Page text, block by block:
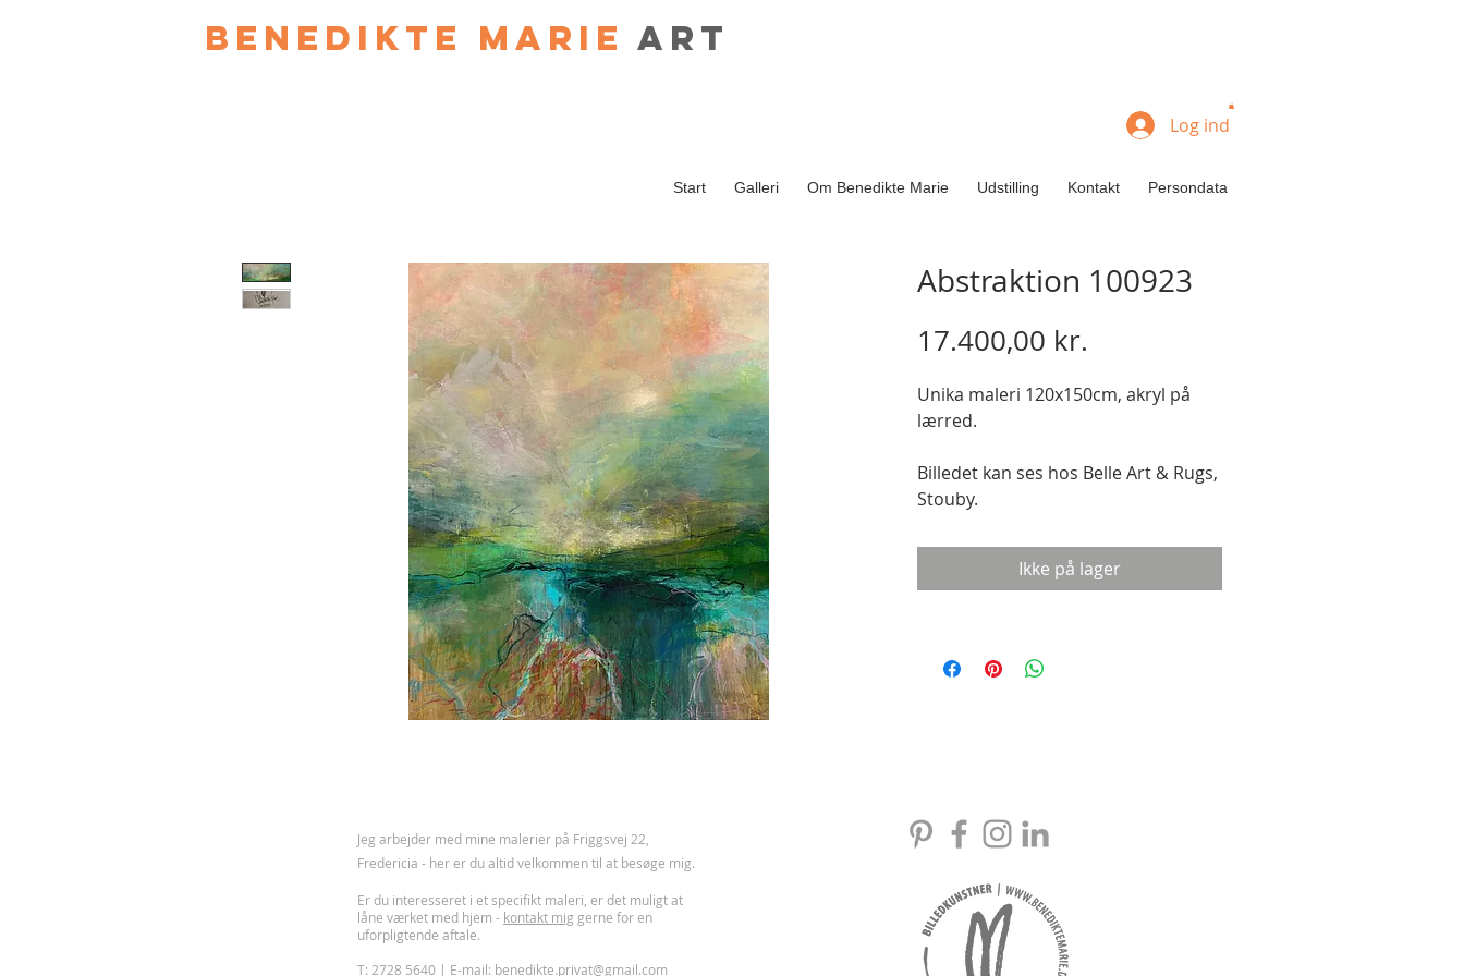
Benedikte Marie art
Start Galleri Om Benedikte Marie Udstilling Kontakt Persondata
Log ind
Abstraktion 100923
17.400,00 kr.
Unika maleri 120x150cm, akryl på
lærred.
Billedet kan ses hos Belle Art & Rugs,
Stouby.
Ikke på lager
Jeg arbejder med mine malerier på Friggsvej 22,
Fredericia - her er du altid velkommen til at besøge mig.
Er du interesseret i et specifikt maleri, er det muligt at
låne værket med hjem - kontakt mig gerne for en
uforpligtende aftale.
T: 2728 5640 | E-mail: benedikte.privat@gmail.com